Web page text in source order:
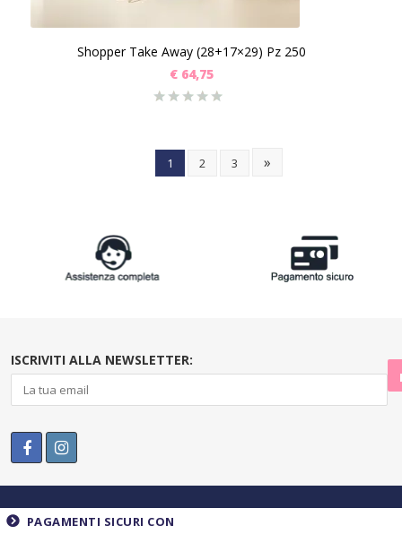
Shopper Take Away (28+17×29) Pz 250
€ 64,75
1 2 3 »
ISCRIVITI ALLA NEWSLETTER:
PAGAMENTI SICURI CON